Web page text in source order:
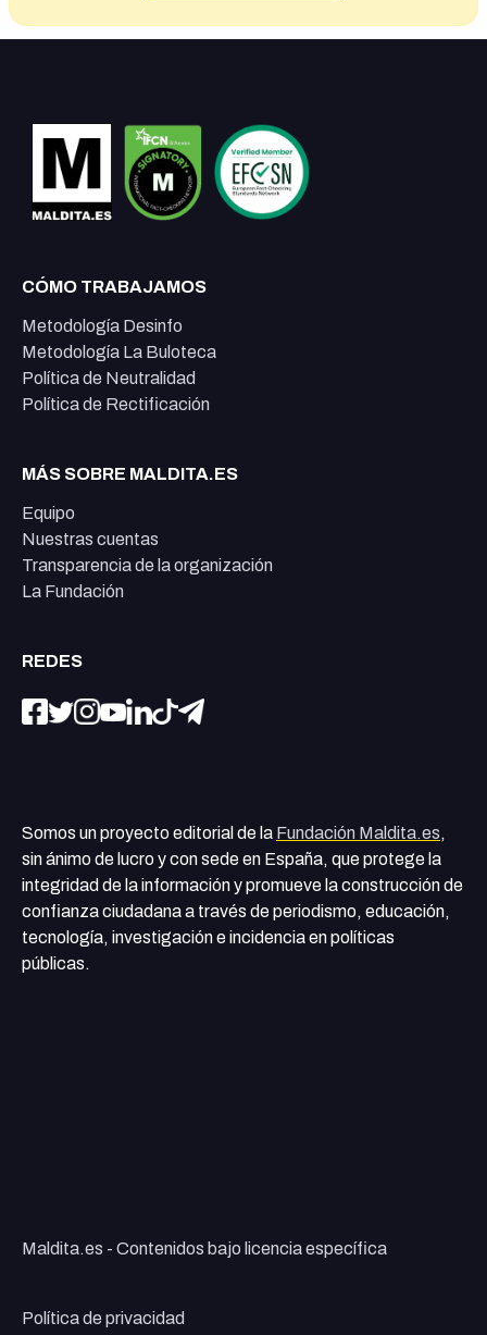
CÓMO TRABAJAMOS
Metodología Desinfo
Metodología La Buloteca
Política de Neutralidad
Política de Rectificación
MÁS SOBRE MALDITA.ES
Equipo
Nuestras cuentas
Transparencia de la organización
La Fundación
REDES
Somos un proyecto editorial de la Fundación Maldita.es,
sin ánimo de lucro y con sede en España, que protege la
integridad de la información y promueve la construcción de
confianza ciudadana a través de periodismo, educación,
tecnología, investigación e incidencia en políticas
públicas.
Maldita.es - Contenidos bajo licencia específica
Política de privacidad